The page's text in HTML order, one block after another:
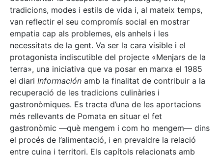
tradicions, modes i estils de vida i, al mateix temps,
van reflectir el seu compromís social en mostrar
empatia cap als problemes, els anhels i les
necessitats de la gent. Va ser la cara visible i el
protagonista indiscutible del projecte «Menjars de la
terra», una iniciativa que va posar en marxa el 1985
el diari Información amb la finalitat de contribuir a la
recuperació de les tradicions culinàries i
gastronòmiques. Es tracta d’una de les aportacions
més rellevants de Pomata en situar el fet
gastronòmic —què mengem i com ho mengem— dins
el procés de l’alimentació, i en prevaldre la relació
entre cuina i territori. Els capítols relacionats amb